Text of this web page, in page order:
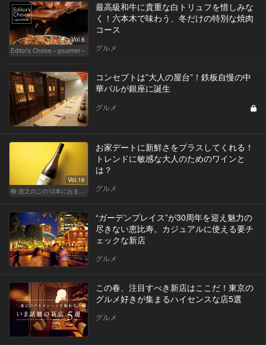
Vol.6
Editor's Choice～gourmet～
最高級和牛に貴重な白トリュフを惜しみな
く！六本木で味わう、冬だけの特別な焼肉
コース
グルメ
コンセプトは”大人の屋台”！鉄板自慢の中
華バルが銀座に誕生
グルメ
Vol.16
柳 忠之のこの12本におまかせ
お家デートに新鮮さをプラスしてくれる！
トレンドに敏感な大人のためのワインと
は？
グルメ
“ガーデンプレイス”が30周年を迎え魅力の
尽きない恵比寿。カジュアルに使える要チ
ェックな新店
グルメ
この春、注目すべき新店はここだ！東京の
グルメ好きが集まるハイセンスな店5選
グルメ